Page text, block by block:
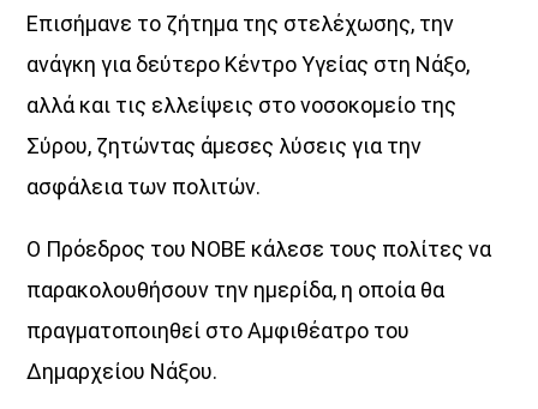
16:00 – 20:00
Γιατί όταν η Αθήνα συναντά το Αιγαίο…
η μουσική αποκτά άλλη ένταση.
UPCOMING SHOWS
Επισήμανε το ζήτημα της στελέχωσης, την
ανάγκη για δεύτερο Κέντρο Υγείας στη Νάξο,
αλλά και τις ελλείψεις στο νοσοκομείο της
Σύρου, ζητώντας άμεσες λύσεις για την
ασφάλεια των πολιτών.
Ο Πρόεδρος του ΝΟΒΕ κάλεσε τους πολίτες να
παρακολουθήσουν την ημερίδα, η οποία θα
πραγματοποιηθεί στο Αμφιθέατρο του
Δημαρχείου Νάξου.